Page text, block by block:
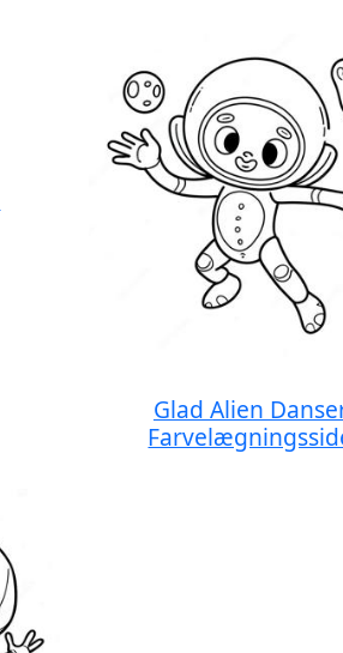
Glad Alien